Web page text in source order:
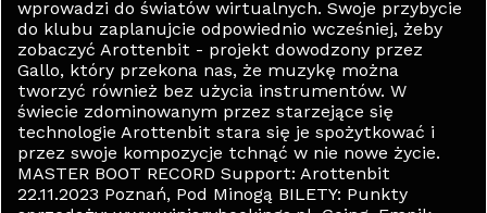
wprowadzi do światów wirtualnych. Swoje przybycie
do klubu zaplanujcie odpowiednio wcześniej, żeby
zobaczyć Arottenbit - projekt dowodzony przez
Gallo, który przekona nas, że muzykę można
tworzyć również bez użycia instrumentów. W
świecie zdominowanym przez starzejące się
technologie Arottenbit stara się je spożytkować i
przez swoje kompozycje tchnąć w nie nowe życie.
MASTER BOOT RECORD Support: Arottenbit
22.11.2023 Poznań, Pod Minogą BILETY: Punkty